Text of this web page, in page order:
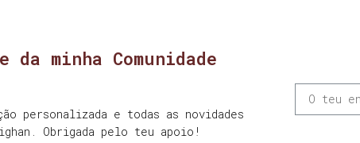
minha Comunidade
personalizada e todas as novidades
Obrigada pelo teu apoio!